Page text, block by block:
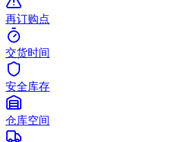
再订购点
交货时间
安全库存
仓库空间